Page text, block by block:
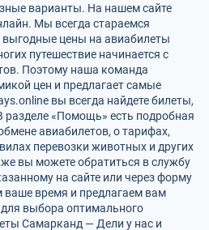
варианты. На нашем сайте
Мы всегда стараемся
цены на авиабилеты
путешествие начинается с
Поэтому наша команда
цен и предлагает самые
вы всегда найдете билеты,
«Помощь» есть подробная
авиабилетов, о тарифах,
перевозки животных и других
вы можете обратиться в службу
на сайте или через форму
время и предлагаем вам
выбора оптимального
Самарканд — Дели у нас и